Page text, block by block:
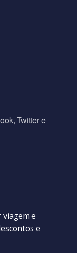
Twitter e